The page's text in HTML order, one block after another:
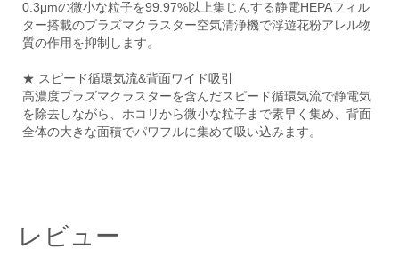
0.3μmの微小な粒子を99.97%以上集じんする静電HEPAフィル
ター搭載のプラズマクラスター空気清浄機で浮遊花粉アレル物
質の作用を抑制します。
★ スピード循環気流&背面ワイド吸引
高濃度プラズマクラスターを含んだスピード循環気流で静電気
を除去しながら、ホコリから微小な粒子まで素早く集め、背面
全体の大きな面積でパワフルに集めて吸い込みます。
レビュー